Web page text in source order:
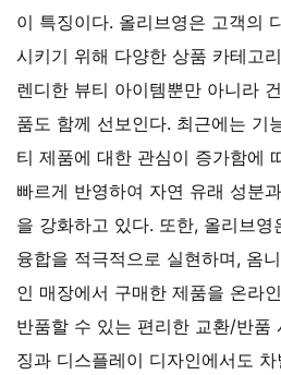
이 특징이다. 올리브영은 고객의
시키기 위해 다양한 상품 카테고
렌디한 뷰티 아이템뿐만 아니라
품도 함께 선보인다. 최근에는 기
티 제품에 대한 관심이 증가함에
빠르게 반영하여 자연 유래 성분
을 강화하고 있다. 또한, 올리브영
융합을 적극적으로 실현하며, 옴
인 매장에서 구매한 제품을 온라
반품할 수 있는 편리한 교환/반품
징과 디스플레이 디자인에서도